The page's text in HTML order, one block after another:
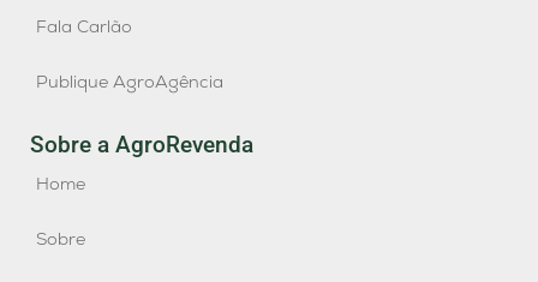
Fala Carlão
Publique AgroAgência
Sobre a AgroRevenda
Home
Sobre